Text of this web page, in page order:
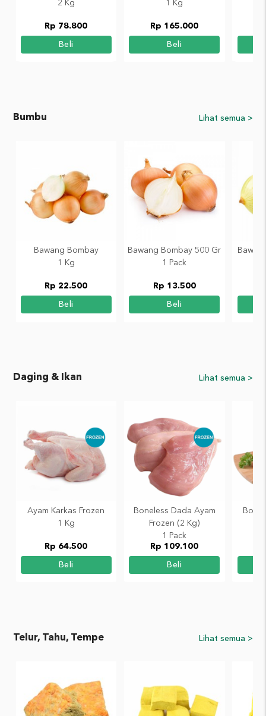
2 Kg
Rp 78.800
Beli
1 Kg
Rp 165.000
Beli
Bumbu Lihat semua >
Bawang Bombay
1 Kg
Rp 22.500
Beli
Bawang Bombay 500 Gr
1 Pack
Rp 13.500
Beli
Daging & Ikan Lihat semua >
Ayam Karkas Frozen
1 Kg
Rp 64.500
Beli
Boneless Dada Ayam
Frozen (2 Kg)
1 Pack
Rp 109.100
Beli
Telur, Tahu, Tempe Lihat semua >